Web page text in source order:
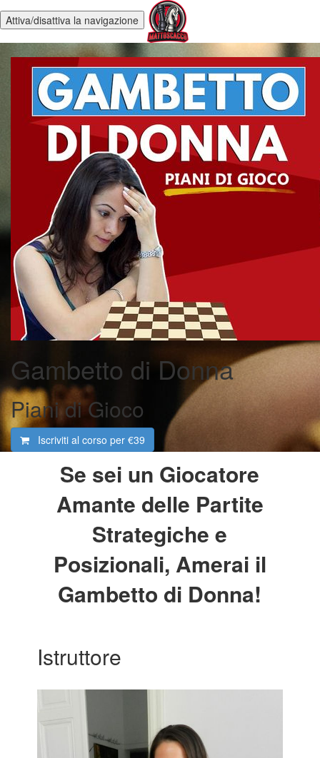
Attiva/disattiva la navigazione
Gambetto di Donna
Piani di Gioco
Iscriviti al corso per €39
Se sei un Giocatore
Amante delle Partite
Strategiche e
Posizionali, Amerai il
Gambetto di Donna!
Istruttore